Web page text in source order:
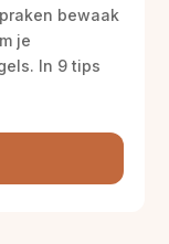
bewaak
je
In 9 tips